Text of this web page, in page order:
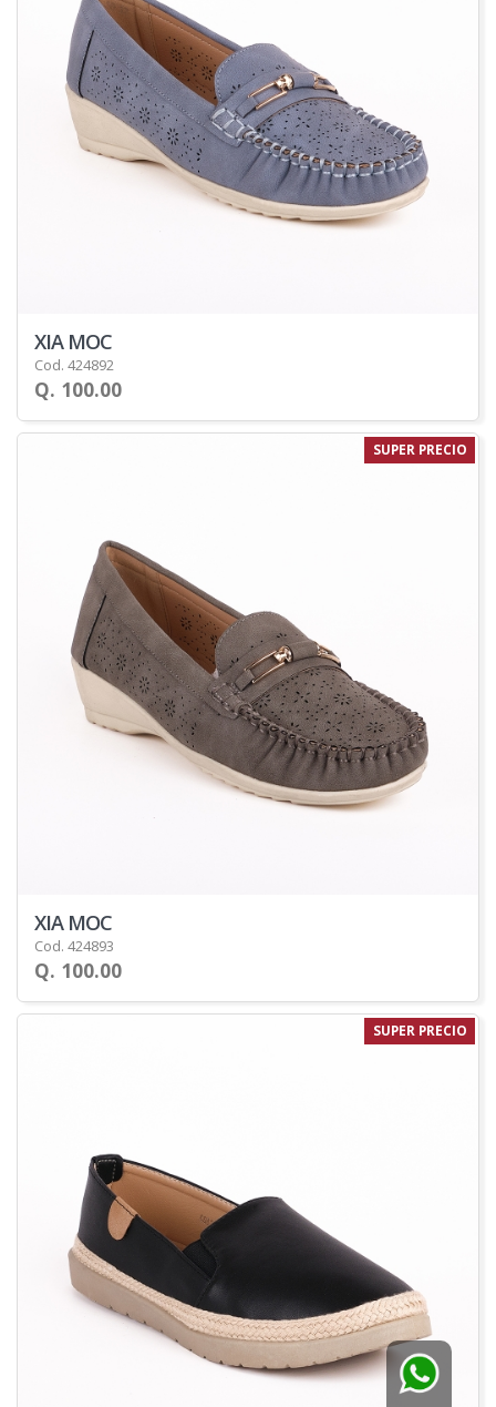
XIA MOC
Cod. 424892
Q. 100.00
SUPER PRECIO
XIA MOC
Cod. 424893
Q. 100.00
SUPER PRECIO